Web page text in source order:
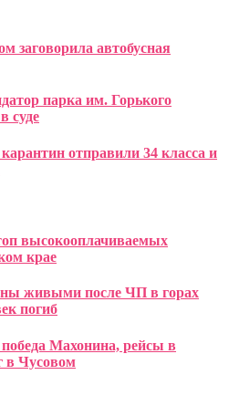
заговорила автобусная
парка им. Горького
суде
отправили 34 класса и
высокооплачиваемых
крае
живыми после ЧП в горах
погиб
Махонина, рейсы в
в Чусовом